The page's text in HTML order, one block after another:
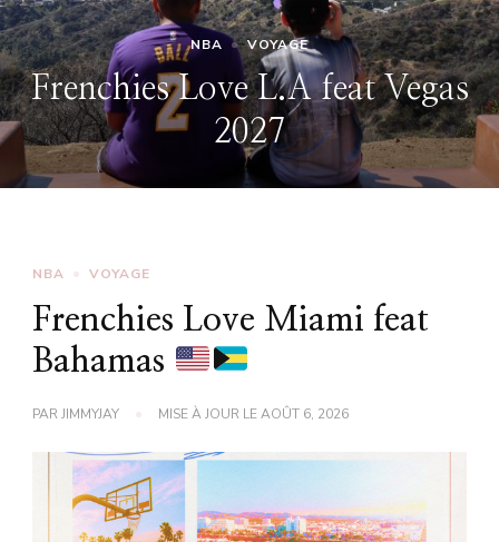
NBA VOYAGE
Frenchies Love L.A feat Vegas
2027
NBA VOYAGE
Frenchies Love Miami feat
Bahamas
PARJIMMYJAY MISE À JOUR LEAOÛT 6, 2026